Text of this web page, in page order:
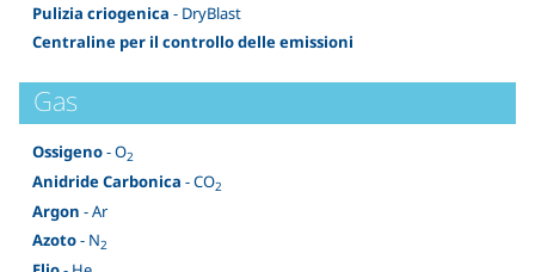
Pulizia criogenica - DryBlast
Centraline per il controllo delle emissioni
Gas
Ossigeno- O2
Anidride Carbonica - CO2
Argon - Ar
Azoto- N2